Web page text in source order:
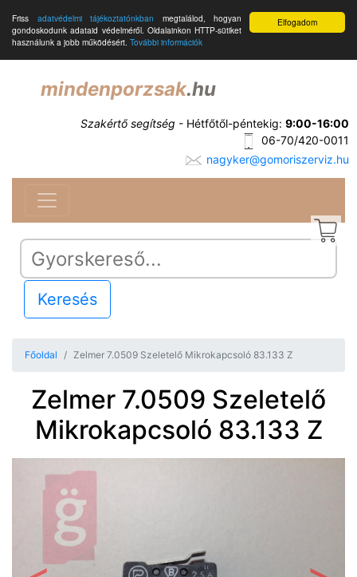
Elfogadom
Friss adatvédelmi tájékoztatónkban megtalálod, hogyan
gondoskodunk adataid védelméről. Oldalainkon HTTP-sütiket
használunk a jobb működésért. További információk
mindenporzsak.hu
Szakértő segítség - Hétfőtől-péntekig: 9:00-16:00
06-70/420-0011
nagyker@gomoriszerviz.hu
Keresés
Főoldal Zelmer 7.0509 Szeletelő Mikrokapcsoló 83.133 Z
Zelmer 7.0509 Szeletelő
Mikrokapcsoló 83.133 Z